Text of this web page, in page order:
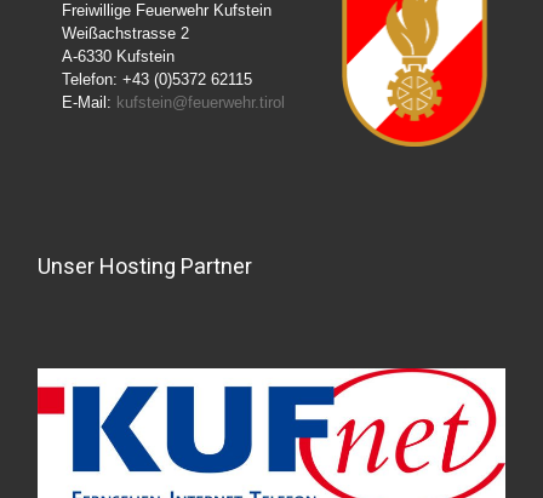
Freiwillige Feuerwehr Kufstein
Weißachstrasse 2
A-6330 Kufstein
Telefon: +43 (0)5372 62115
E-Mail: kufstein@feuerwehr.tirol
Unser Hosting Partner